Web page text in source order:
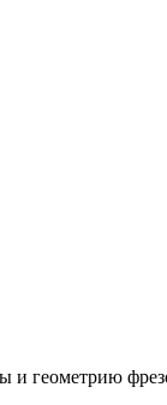
и геометрию